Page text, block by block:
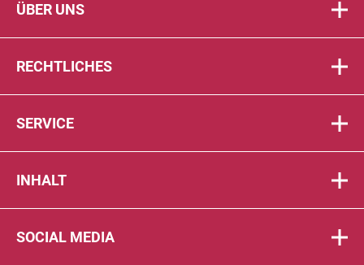
ÜBER UNS
RECHTLICHES
SERVICE
INHALT
SOCIAL MEDIA